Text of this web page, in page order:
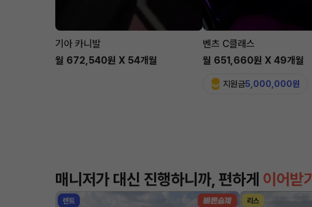
기아 카니발
월 672,540원 X 54개월
벤츠 C클래스
월 651,660원 X 49개월
지원금5,000,000원
매니저가 대신 진행하니까, 편하게 이어받기
렌트 리스